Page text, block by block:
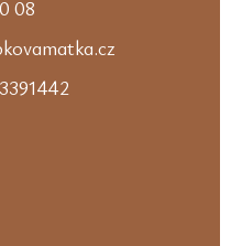
08